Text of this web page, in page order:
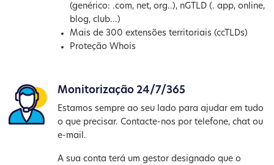
(genérico: .com, net, org..), nGTLD (. app, online,
blog, club...)
Mais de 300 extensões territoriais (ccTLDs)
Proteção Whois
Monitorização 24/7/365
Estamos sempre ao seu lado para ajudar em tudo
o que precisar. Contacte-nos por telefone, chat ou
e-mail.
A sua conta terá um gestor designado que o